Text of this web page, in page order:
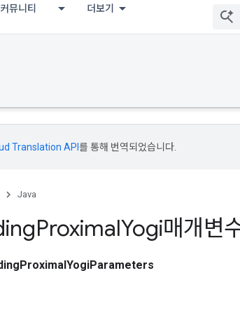
커뮤니티 더보기
Translation API 를 통해 번역되었습니다.
Java
ProximalYogi매개변